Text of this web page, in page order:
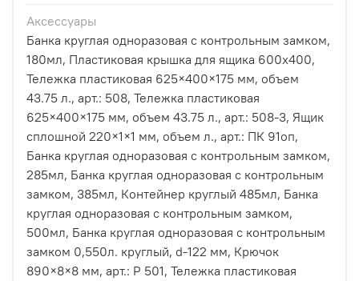
Аксессуары
Банка круглая одноразовая с контрольным замком,
180мл, Пластиковая крышка для ящика 600х400,
Тележка пластиковая 625×400×175 мм, объем
43.75 л., арт.: 508, Тележка пластиковая
625×400×175 мм, объем 43.75 л., арт.: 508-3, Ящик
сплошной 220×1×1 мм, объем л., арт.: ПК 91оп,
Банка круглая одноразовая с контрольным замком,
285мл, Банка круглая одноразовая с контрольным
замком, 385мл, Контейнер круглый 485мл, Банка
круглая одноразовая с контрольным замком,
500мл, Банка круглая одноразовая с контрольным
замком 0,550л. круглый, d-122 мм, Крючок
890×8×8 мм, арт.: Р 501, Тележка пластиковая